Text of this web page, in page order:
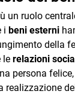
un ruolo
i beni esterni
della
le relazioni
persona
realizzazione